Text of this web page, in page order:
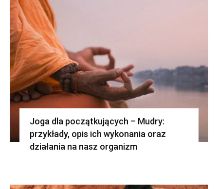
Joga dla początkujących – Mudry:
przykłady, opis ich wykonania oraz
działania na nasz organizm